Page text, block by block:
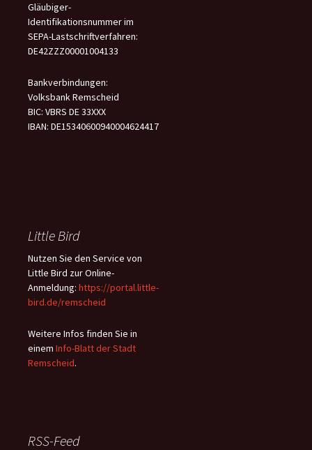
Gläubiger-
Identifikationsnummer im
SEPA-Lastschriftverfahren:
DE42ZZZ00001004133
Bankverbindungen:
Volksbank Remscheid
BIC: VBRS DE 33XXX
IBAN: DE15340600940004624417
Little Bird
Nutzen Sie den Service von
Little Bird zur Online-
Anmeldung: https://portal.little-
bird.de/remscheid
Weitere Infos finden Sie in
einem Info-Blatt der Stadt
Remscheid.
RSS-Feed